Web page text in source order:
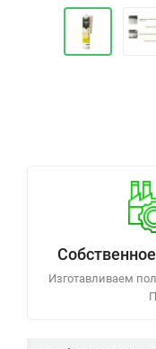
Изготавливаем